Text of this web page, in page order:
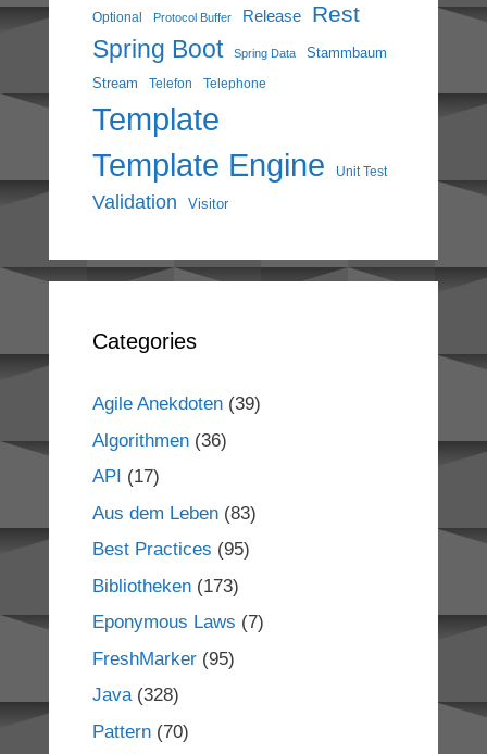
Optional Protocol Buffer Release Rest
Spring Boot Spring Data
Stammbaum
Stream
Telefon Telephone
Template
Template Engine Unit Test
Validation Visitor
Categories
Agile Anekdoten(39)
Algorithmen(36)
API (17)
Aus dem Leben(83)
Best Practices (95)
Bibliotheken(173)
Eponymous Laws (7)
FreshMarker(95)
Java(328)
Pattern(70)